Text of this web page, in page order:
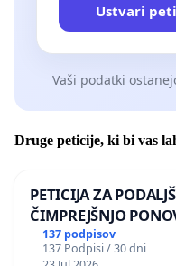
Ustvari
Vaši podatki
Druge peticije, ki bi vas
PETICIJA ZA
ČIMPREJŠNJO
BERNARDA
REPUBLIKE
137 podpisov
137 Podpisi / 30 dni